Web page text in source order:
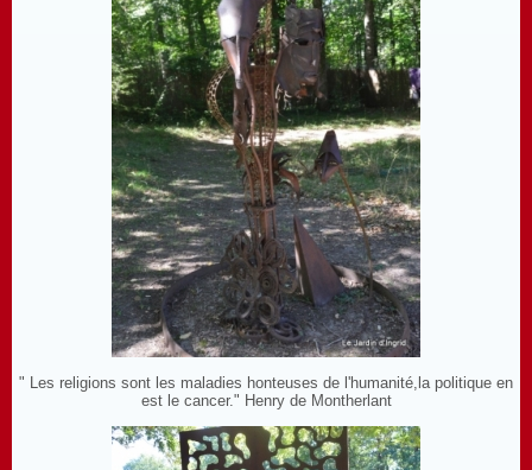
" Les religions sont les maladies honteuses de l'humanité,la politique en
est le cancer." Henry de Montherlant